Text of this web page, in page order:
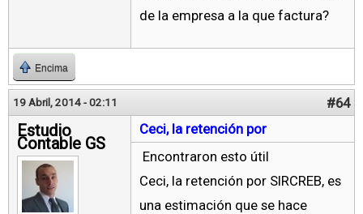
de la empresa a la que factura?
Encima
19 Abril, 2014 - 02:11 #64
Estudio
Contable GS
Ceci, la retención por
Encontraron esto útil
Ceci, la retención por SIRCREB, es
una estimación que se hace